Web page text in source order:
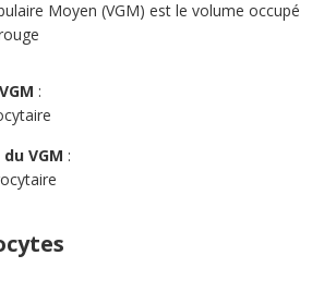
Moyen (VGM) est le volume occupé
:
VGM :